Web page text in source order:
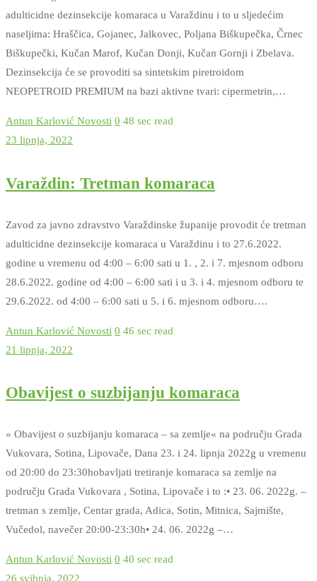
adulticidne dezinsekcije komaraca u Varaždinu i to u sljedećim
naseljima: Hraščica, Gojanec, Jalkovec, Poljana Biškupečka, Črnec
Biškupečki, Kučan Marof, Kučan Donji, Kučan Gornji i Zbelava.
Dezinsekcija će se provoditi sa sintetskim piretroidom
NEOPETROID PREMIUM na bazi aktivne tvari: cipermetrin,…
Antun Karlović Novosti 0 48 sec read
23 lipnja, 2022
Varaždin: Tretman komaraca
Zavod za javno zdravstvo Varaždinske županije provodit će tretman
adulticidne dezinsekcije komaraca u Varaždinu i to 27.6.2022.
godine u vremenu od 4:00 – 6:00 sati u 1. , 2. i 7. mjesnom odboru
28.6.2022. godine od 4:00 – 6:00 sati i u 3. i 4. mjesnom odboru te
29.6.2022. od 4:00 – 6:00 sati u 5. i 6. mjesnom odboru….
Antun Karlović Novosti 0 46 sec read
21 lipnja, 2022
Obavijest o suzbijanju komaraca
» Obavijest o suzbijanju komaraca – sa zemlje« na području Grada
Vukovara, Sotina, Lipovače, Dana 23. i 24. lipnja 2022g u vremenu
od 20:00 do 23:30hobavljati tretiranje komaraca sa zemlje na
području Grada Vukovara , Sotina, Lipovače i to :• 23. 06. 2022g. –
tretman s zemlje, Centar grada, Adica, Sotin, Mitnica, Sajmište,
Vučedol, navečer 20:00-23:30h• 24. 06. 2022g –…
Antun Karlović Novosti 0 40 sec read
26 svibnja, 2022